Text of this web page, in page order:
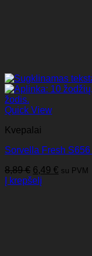
Quick View
Kvepalai
Sorvella Fresh
8,89€ Original
price
6,49 € Current
su PVM
Į krepšelį